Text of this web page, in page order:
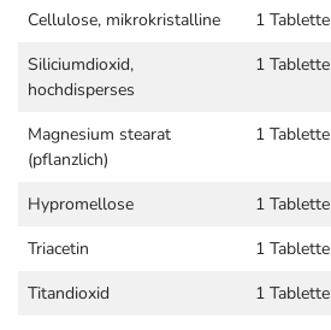
Cellulose, mikrokristalline
1 Tablette
Siliciumdioxid,
hochdisperses
1 Tablette
Magnesium stearat
(pflanzlich)
1 Tablette
Hypromellose 1 Tablette
Triacetin
1 Tablette
Titandioxid
1 Tablette